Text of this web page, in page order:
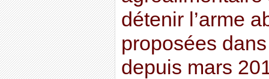
détenir l’arme
proposées
depuis mars